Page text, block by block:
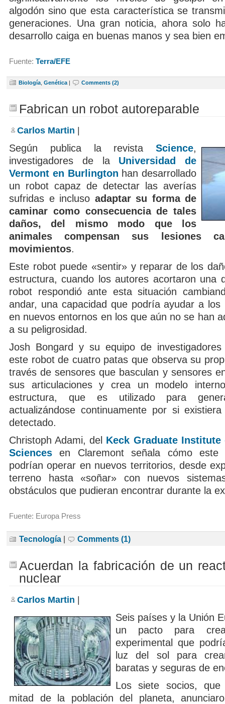
algodón sino que esta característica se
generaciones. Una gran noticia, ahora solo
desarrollo caiga en buenas manos y sea bien
Fuente: Terra/EFE
Biología Genética | Comments (2)
Fabrican un robot autoreparable
Carlos Martin |
Según publica la revista Science,
investigadores de la Universidad de
Vermont en Burlington han desarrollado
un robot capaz de detectar las averías
sufridas e incluso adaptar su forma de
caminar como consecuencia de tales
daños, del mismo modo que los
animales compensan sus lesiones
movimientos.
Este robot puede «sentir» y reparar de los
estructura, cuando los autores acortaron una
robot respondió ante esta situación
andar, una capacidad que podría ayudar a
en nuevos entornos en los que aún no se han
a su peligrosidad.
Josh Bongard y su equipo de
este robot de cuatro patas que observa su
través de sensores que basculan y sensores
sus articulaciones y crea un modelo
estructura, que es utilizado para
actualizándose continuamente por si
detectado.
Christoph Adami, del Keck Graduate
Sciences en Claremont señala cómo
podrían operar en nuevos territorios, desde
terreno hasta «soñar» con nuevos
obstáculos que pudieran encontrar durante la
Fuente: Europa Press
Tecnología | Comments (1)
Acuerdan la fabricación de un
nuclear
Carlos Martin |
Seis países y la Unión
un pacto para
experimental que
luz del sol para
baratas y seguras de
Los siete socios, que
mitad de la población del planeta,